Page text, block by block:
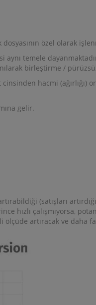
özel olarak
temele
birleştirme /
hacmi (ağırlığı)
gelir.
(satışları
çalışmıyorsa,
ölçüde artıracak ve daha